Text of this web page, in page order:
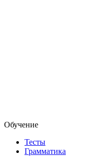
Обучение
Тесты
Грамматика